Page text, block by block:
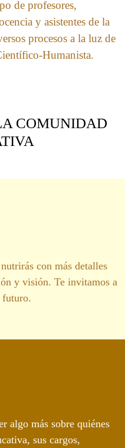
de profesores,
y asistentes de la
procesos a la luz de
Humanista.
COMUNIDAD
con más detalles
y visión. Te invitamos a
futuro.
algo más sobre quiénes
sus cargos,